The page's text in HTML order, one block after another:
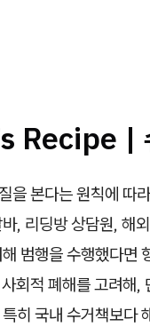
Recipe |
을 본다는 원칙에 따
, 리딩방 상담원, 해
범행을 수행했다면
회적 폐해를 고려해
히 국내 수거책보다